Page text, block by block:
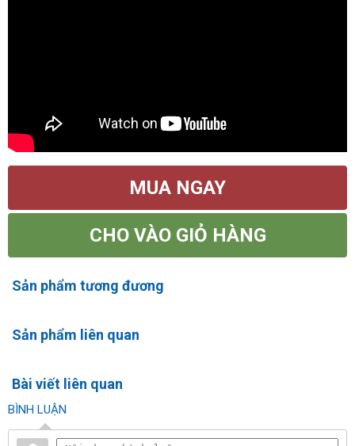
MUA NGAY
CHO VÀO GIỎ HÀNG
Sản phẩm tương đương
Sản phẩm liên quan
Bài viết liên quan
BÌNH LUẬN